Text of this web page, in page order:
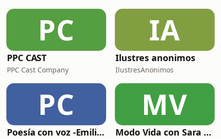
PC
PPC CAST
PPC Cast Company
IA
Ilustres anonimos
IlustresAnonimos
PC
Poesía con voz -Emiliano Martín- Podcasts
MV
Modo Vida con Sara Manzaneque